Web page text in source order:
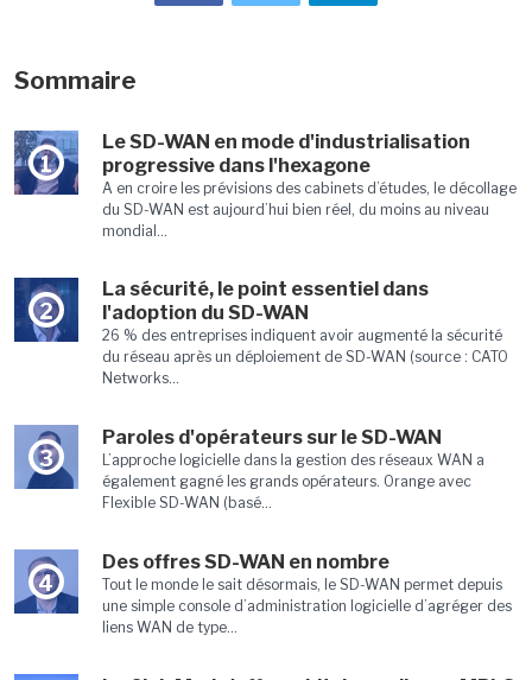
Sommaire
1
Le SD-WAN en mode d'industrialisation
progressive dans l'hexagone
A en croire les prévisions des cabinets d’études, le décollage
du SD-WAN est aujourd’hui bien réel, du moins au niveau
mondial...
2
La sécurité, le point essentiel dans
l'adoption du SD-WAN
26 % des entreprises indiquent avoir augmenté la sécurité
du réseau après un déploiement de SD-WAN (source : CATO
Networks...
3
Paroles d'opérateurs sur le SD-WAN
L’approche logicielle dans la gestion des réseaux WAN a
également gagné les grands opérateurs. Orange avec
Flexible SD-WAN (basé...
4
Des offres SD-WAN en nombre
Tout le monde le sait désormais, le SD-WAN permet depuis
une simple console d’administration logicielle d’agréger des
liens WAN de type...